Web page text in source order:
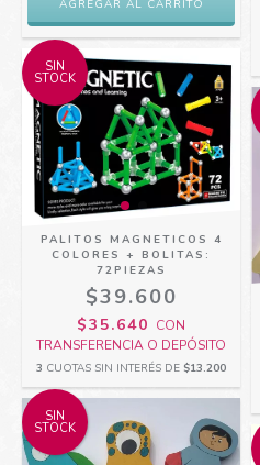
SIN
STOCK
PALITOS MAGNETICOS 4
COLORES + BOLITAS:
72PIEZAS
$39.600
$35.640 CON
TRANSFERENCIA O DEPÓSITO
3 CUOTAS SIN INTERÉS DE $13.200
SIN
STOCK